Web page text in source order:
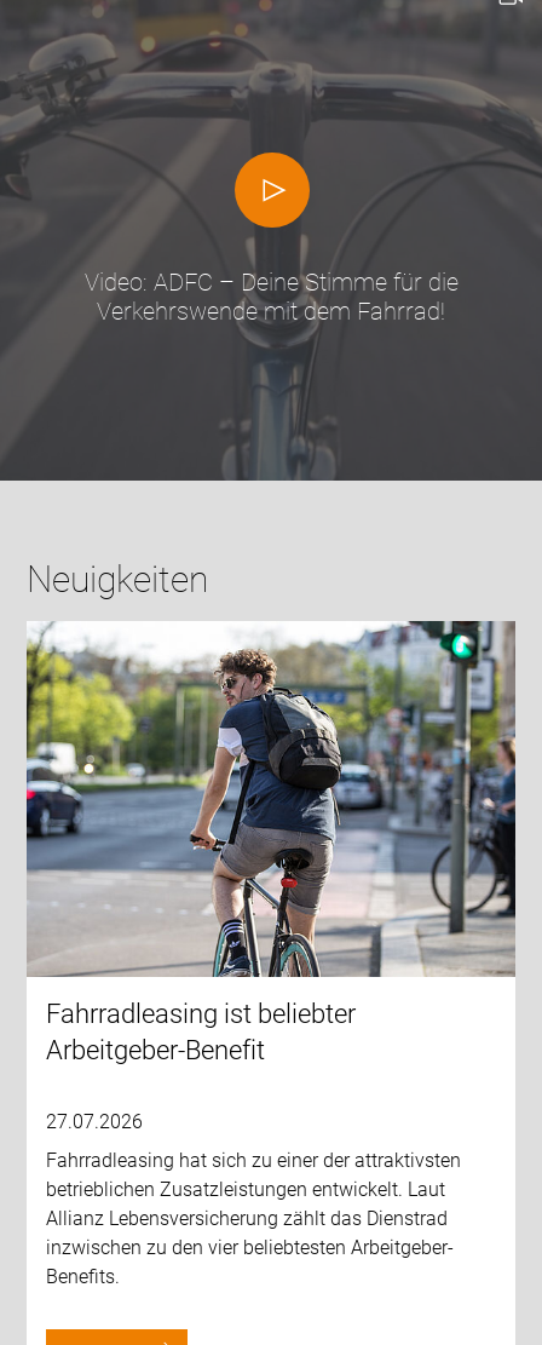
Video: ADFC – Deine Stimme für die
Verkehrswende mit dem Fahrrad!
Neuigkeiten
Fahrradleasing ist beliebter
Arbeitgeber-Benefit
27.07.2026
Fahrradleasing hat sich zu einer der attraktivsten
betrieblichen Zusatzleistungen entwickelt. Laut
Allianz Lebensversicherung zählt das Dienstrad
inzwischen zu den vier beliebtesten Arbeitgeber-
Benefits.